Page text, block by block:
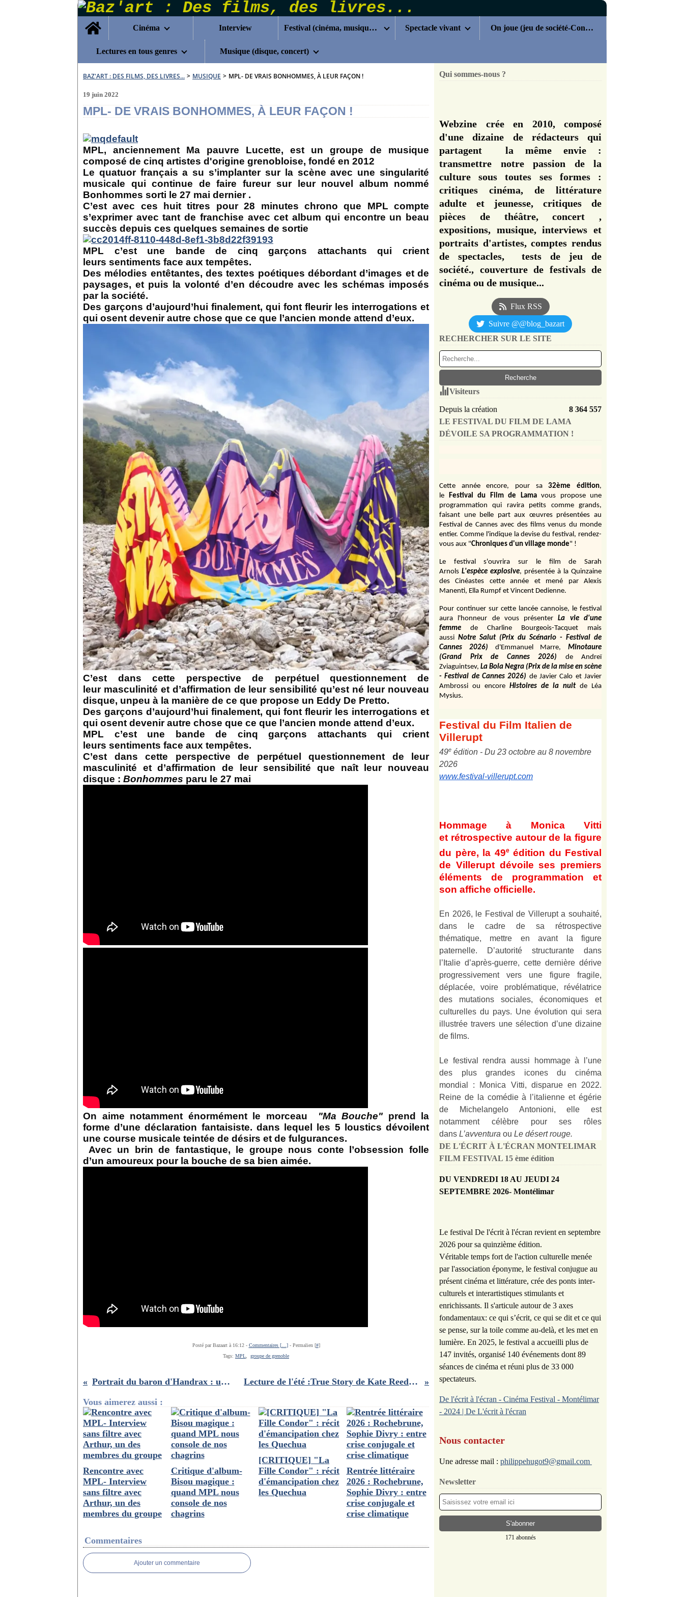
Home
Cinéma
Interview Festival (cinéma, musique...) Spectacle vivant On joue (jeu de société-Concours)
Lectures en tous genres Musique (disque, concert)
BAZ'ART : DES FILMS, DES LIVRES... > MUSIQUE > MPL- DE VRAIS BONHOMMES, À LEUR FAÇON !
19 juin 2022
MPL- DE VRAIS BONHOMMES, À LEUR FAÇON !
MPL, anciennement Ma pauvre Lucette, est un groupe de musique
composé de cinq artistes d'origine grenobloise, fondé en 2012
Le quatuor français a su s’implanter sur la scène avec une singularité
musicale qui continue de faire fureur sur leur nouvel album nommé
Bonhommes sorti le 27 mai dernier .
C’est avec ces huit titres pour 28 minutes chrono que MPL compte
s’exprimer avec tant de franchise avec cet album qui encontre un beau
succès depuis ces quelques semaines de sortie
MPL c’est une bande de cinq garçons attachants qui crient
leurs sentiments face aux tempêtes.
Des mélodies entêtantes, des textes poétiques débordant d’images et de
paysages, et puis la volonté d’en découdre avec les schémas imposés
par la société.
Des garçons d’aujourd’hui finalement, qui font fleurir les interrogations et
qui osent devenir autre chose que ce que l’ancien monde attend d’eux.
C’est dans cette perspective de perpétuel questionnement de
leur masculinité et d’affirmation de leur sensibilité qu’est né leur nouveau
disque, unpeu à la manière de ce que propose un Eddy De Pretto.
Des garçons d’aujourd’hui finalement, qui font fleurir les interrogations et
qui osent devenir autre chose que ce que l’ancien monde attend d’eux.
MPL c’est une bande de cinq garçons attachants qui crient
leurs sentiments face aux tempêtes.
C’est dans cette perspective de perpétuel questionnement de leur
masculinité et d’affirmation de leur sensibilité que naît leur nouveau
disque : Bonhommes paru le 27 mai
On aime notamment énormément le morceau "Ma Bouche" prend la
forme d’une déclaration fantaisiste. dans lequel les 5 loustics dévoilent
une course musicale teintée de désirs et de fulgurances.
Avec un brin de fantastique, le groupe nous conte l’obsession folle
d’un amoureux pour la bouche de sa bien aimée.
Posté par Bazaart à 16:12 - Commentaires [… ]- Permalien [#]
Tags: MPL groupe de grenoble
Portrait du baron d'Handrax : un personnage et un roman inclassables !!
Lecture de l'été :True Story de Kate Reed Petty, vraie histoire et surtout vrai bon roman !
Vous aimerez aussi :
Rencontre avec
MPL- Interview
sans filtre avec
Arthur, un des
membres du groupe
Critique d'album-
Bisou magique :
quand MPL nous
console de nos
chagrins
[CRITIQUE] "La
Fille Condor" : récit
d'émancipation chez
les Quechua
Rentrée littéraire
2026 : Rochebrune,
Sophie Divry : entre
crise conjugale et
crise climatique
Commentaires
Ajouter un commentaire
Qui sommes-nous ?
Webzine crée en 2010, composé
d'une dizaine de rédacteurs qui
partagent la même envie :
transmettre notre passion de la
culture sous toutes ses formes :
critiques cinéma, de littérature
adulte et jeunesse, critiques de
pièces de théâtre, concert ,
expositions, musique, interviews et
portraits d'artistes, comptes rendus
de spectacles, tests de jeu de
société., couverture de festivals de
cinéma ou de musique...
Flux RSS
Suivre @@blog_bazart
RECHERCHER SUR LE SITE
Visiteurs
Depuis la création
8 364 557
LE FESTIVAL DU FILM DE LAMA
DÉVOILE SA PROGRAMMATION !
Cette année encore, pour sa 32ème édition,
le Festival du Film de Lama vous propose une
programmation qui ravira petits comme grands,
faisant une belle part aux œuvres présentées au
Festival de Cannes avec des films venus du monde
entier. Comme l'indique la devise du festival, rendez-
vous aux "Chroniques d'un village monde" !
Le festival s'ouvrira sur le film de Sarah
Arnols L'espèce explosive, présentée à la Quinzaine
des Cinéastes cette année et mené par Alexis
Manenti, Ella Rumpf et Vincent Dedienne.
Pour continuer sur cette lancée cannoise, le festival
aura l'honneur de vous présenter
La vie d'une
femme
de Charline Bourgeois-Tacquet
mais
aussi Notre Salut (Prix du Scénario - Festival de
Cannes 2026)
d'Emmanuel Marre,
Minotaure
(Grand Prix de Cannes 2026)
de Andreï
Zviaguintsev, La Bola Negra (Prix de la mise en scène
- Festival de Cannes 2026) de Javier Calo et Javier
Ambrossi ou encore Histoires de la nuit de Léa
Mysius.
Festival du Film Italien de
Villerupt
49e édition - Du 23 octobre au 8 novembre
2026
www.festival-villerupt.com
Hommage à Monica Vitti
et rétrospective autour de la figure
du père, la 49e édition du Festival
de Villerupt dévoile ses premiers
éléments de programmation et
son affiche officielle.
En 2026, le Festival de Villerupt a souhaité,
dans le cadre de sa rétrospective
thématique, mettre en avant la figure
paternelle. D’autorité structurante dans
l’Italie d’après-guerre, cette dernière dérive
progressivement vers une figure fragile,
déplacée, voire problématique, révélatrice
des mutations sociales, économiques et
culturelles du pays. Une évolution qui sera
illustrée travers une sélection d’une dizaine
de films.
Le festival rendra aussi hommage à l’une
des plus grandes icones du cinéma
mondial : Monica Vitti, disparue en 2022.
Reine de la comédie à l’italienne et égérie
de Michelangelo Antonioni, elle est
notamment célèbre pour ses rôles
dans L’avventura ou Le désert rouge.
DE L'ÉCRIT À L'ÉCRAN MONTELIMAR
FILM FESTIVAL 15 ème édition
DU VENDREDI 18 AU JEUDI 24
SEPTEMBRE 2026- Montélimar
Le festival De l'écrit à l'écran revient en septembre
2026 pour sa quinzième édition.
Véritable temps fort de l'action culturelle menée
par l'association éponyme, le festival conjugue au
présent cinéma et littérature, crée des ponts inter-
culturels et interartistiques stimulants et
enrichissants. Il s'articule autour de 3 axes
fondamentaux: ce qui s’écrit, ce qui se dit et ce qui
se pense, sur la toile comme au-delà, et les met en
lumière. En 2025, le festival a accueilli plus de
147 invités, organisé 140 événements dont 89
séances de cinéma et réuni plus de 33 000
spectateurs.
De l'écrit à l'écran - Cinéma Festival - Montélimar
- 2024 | De L'écrit à l'écran
Nous contacter
Une adresse mail : philippehugot9@gmail.com
Newsletter
171 abonnés